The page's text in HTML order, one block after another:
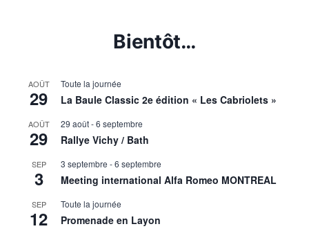
Bientôt…
AOÛT
29
Toute la journée
La Baule Classic 2e édition « Les Cabriolets »
AOÛT
29
29 août-6 septembre
Rallye Vichy / Bath
SEP
3
3 septembre -6 septembre
Meeting international Alfa Romeo MONTREAL
SEP
12
Toute la journée
Promenade en Layon